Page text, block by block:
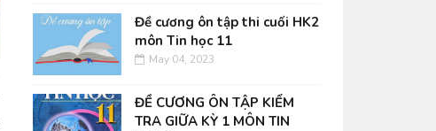
Đề cương ôn tập thi cuối HK2
môn Tin học 11
May 04, 2023
ĐỀ CƯƠNG ÔN TẬP KIỂM
TRA GIỮA KỲ 1 MÔN TIN